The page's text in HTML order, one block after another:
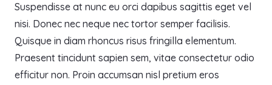
Suspendisse at nunc eu orci dapibus sagittis eget vel
nisi. Donec nec neque nec tortor semper facilisis.
Quisque in diam rhoncus risus fringilla elementum.
Praesent tincidunt sapien sem, vitae consectetur odio
efficitur non. Proin accumsan nisl pretium eros